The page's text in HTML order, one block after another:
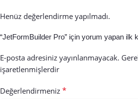
Henüz değerlendirme yapılmadı.
“JetFormBuilder Pro” için yorum yapan ilk
E-posta adresiniz yayınlanmayacak.
işaretlenmişlerdir
Değerlendirmeniz *